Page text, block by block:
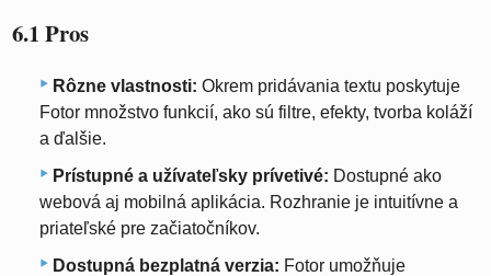
6.1 Pros
Rôzne vlastnosti: Okrem pridávania textu poskytuje
Fotor množstvo funkcií, ako sú filtre, efekty, tvorba koláží
a ďalšie.
Prístupné a užívateľsky prívetivé: Dostupné ako
webová aj mobilná aplikácia. Rozhranie je intuitívne a
priateľské pre začiatočníkov.
Dostupná bezplatná verzia: Fotor umožňuje